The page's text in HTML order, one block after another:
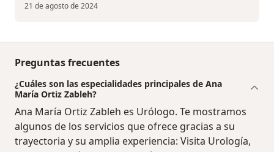
21 de agosto de 2024
Preguntas frecuentes
¿Cuáles son las especialidades principales de Ana
María Ortiz Zableh?
Ana María Ortiz Zableh es Urólogo. Te mostramos
algunos de los servicios que ofrece gracias a su
trayectoria y su amplia experiencia: Visita Urología,